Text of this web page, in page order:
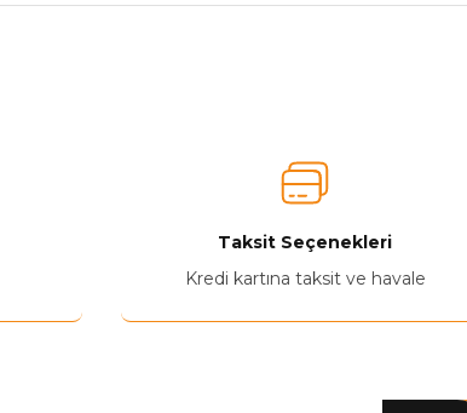
Taksit Seçenekleri
Kredi kartına taksit ve havale